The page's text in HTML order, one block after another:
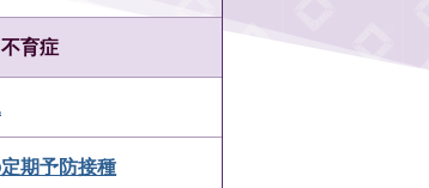
育症
期予防接種